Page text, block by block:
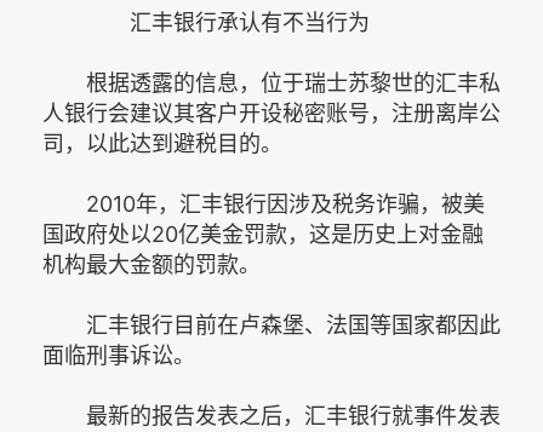
汇丰银行承认有不当行为
根据透露的信息，位于瑞士苏黎世的汇丰私
人银行会建议其客户开设秘密账号，注册离岸公
司，以此达到避税目的。
2010年，汇丰银行因涉及税务诈骗，被美
国政府处以20亿美金罚款，这是历史上对金融
机构最大金额的罚款。
汇丰银行目前在卢森堡、法国等国家都因此
面临刑事诉讼。
最新的报告发表之后，汇丰银行就事件发表